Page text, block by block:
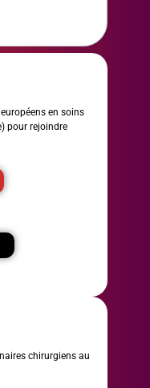
en soins
pour rejoindre
chirurgiens au